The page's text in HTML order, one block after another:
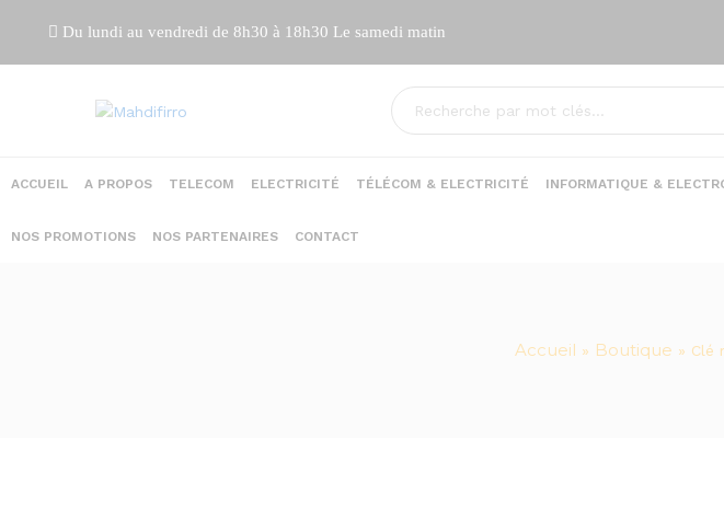
Du lundi au vendredi de 8h30 à 18h30 Le samedi matin
ACCUEIL A PROPOS TELECOM ELECTRICITÉ TÉLÉCOM & ELECTRICITÉ INFORMATIQUE &
NOS PROMOTIONS NOS PARTENAIRES CONTACT
Accueil » Boutique » Clé